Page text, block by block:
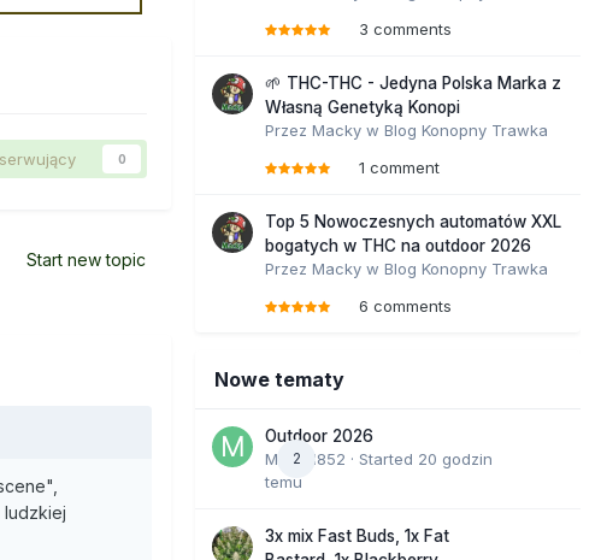
0
Start new topic
3 comments
🌱 THC-THC - Jedyna Polska Marka z
Własną Genetyką Konopi
Przez Macky w Blog Konopny Trawka
1 comment
Top 5 Nowoczesnych automatów XXL
bogatych w THC na outdoor 2026
Przez Macky w Blog Konopny Trawka
6 comments
Nowe tematy
2
Outdoor 2026
Marcel852 · Started 20 godzin
temu
3x mix Fast Buds, 1x Fat